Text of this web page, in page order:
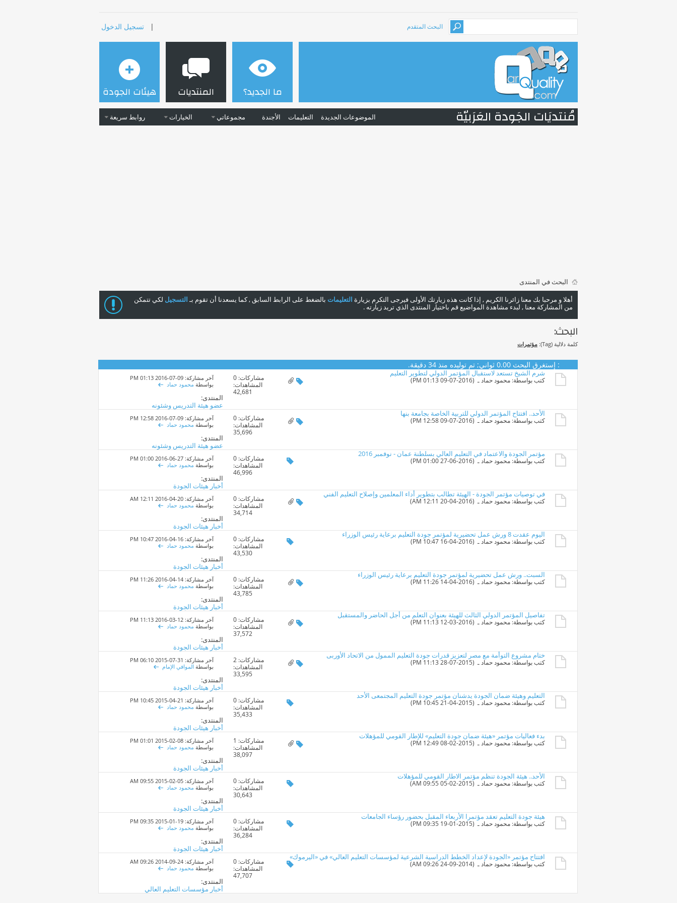
البحث المتقدم | تسجيل الدخول
ما الجديد؟ المنتديات
الموضوعات الجديدة التعليمات الأجندة مجموعاتي الخيارات روابط سريعة
هيئات الجودة
مُنتديَات الجَودة العَرَبيّة
البحث في المنتدى
أهلا و مرحبا بك معنا زائرنا الكريم , إذا كانت هذه زيارتك الأولى فيرجى التكرم بزيارة التعليمات بالضغط على الرابط السابق , كما يسعدنا أن تقوم بـالتسجيل لكي تتمكن
من المشاركة معنا , لبدء مشاهدة المواضيع قم باختيار المنتدى الذي تريد زيارته .
البحث:
كلمة دلالية (Tag): مؤتمرات
: إستغرق البحث 0.00 ثواني; تم توليده منذ 34 دقيقة.
شرم الشيخ تستعد لاستقبال المؤتمر الدولي لتطوير التعليم
كتب بواسطة: محمود حمادـ ‏ (09-07-2016 01:13 PM) مشاركات: 0
المشاهدات:
42,681
آخر مشاركة: 09-07-2016
01:13 PM
بواسطة محمود حماد
المنتدى:
عضو هيئة التدريس وشئونه
الأحد.. افتتاح المؤتمر الدولي للتربية الخاصة بجامعة بنها
كتب بواسطة: محمود حمادـ ‏ (09-07-2016 12:58 PM) مشاركات: 0
المشاهدات:
35,696
آخر مشاركة: 09-07-2016
12:58 PM
بواسطة محمود حماد
المنتدى:
عضو هيئة التدريس وشئونه
مؤتمر الجودة والاعتماد في التعليم العالي بسلطنة عمان - نوفمبر 2016
كتب بواسطة: محمود حمادـ ‏ (27-06-2016 01:00 PM) مشاركات: 0
المشاهدات:
46,996
آخر مشاركة: 27-06-2016
01:00 PM
بواسطة محمود حماد
المنتدى:
أخبار هيئات الجودة
في توصيات مؤتمر الجودة - الهيئة تطالب بتطوير أداء المعلمين وإصلاح التعليم الفني
كتب بواسطة: محمود حمادـ ‏ (20-04-2016 12:11 AM) مشاركات: 0
المشاهدات:
34,714
آخر مشاركة: 20-04-2016
12:11 AM
بواسطة محمود حماد
المنتدى:
أخبار هيئات الجودة
اليوم عقدت 8 ورش عمل تحضيرية لمؤتمر جودة التعليم برعاية رئيس الوزراء
كتب بواسطة: محمود حمادـ ‏ (16-04-2016 10:47 PM) مشاركات: 0
المشاهدات:
43,530
آخر مشاركة: 16-04-2016
10:47 PM
بواسطة محمود حماد
المنتدى:
أخبار هيئات الجودة
السبت.. ورش عمل تحضيرية لمؤتمر جودة التعليم برعاية رئيس الوزراء
كتب بواسطة: محمود حمادـ ‏ (14-04-2016 11:26 PM) مشاركات: 0
المشاهدات:
43,785
آخر مشاركة: 14-04-2016
11:26 PM
بواسطة محمود حماد
المنتدى:
أخبار هيئات الجودة
تفاصيل المؤتمر الدولي الثالث للهيئة بعنوان التعلم من أجل الحاضر والمستقبل
كتب بواسطة:محمود حمادـ ‏ (12-03-2016 11:13 PM) مشاركات: 0
المشاهدات:
37,572
آخر مشاركة: 12-03-2016
11:13 PM
بواسطة محمود حماد
المنتدى:
أخبار هيئات الجودة
ختام مشروع التوأمة مع مصر لتعزيز قدرات جودة التعليم الممول من الاتحاد الأوربى
كتب بواسطة: محمود حمادـ ‏ (28-07-2015 11:13 PM) مشاركات: 2
المشاهدات:
33,595
آخر مشاركة: 31-07-2015
06:10 PM
بواسطة الموافي الإمام
المنتدى:
أخبار هيئات الجودة
التعليم وهيئة ضمان الجودة يدشنان مؤتمر جودة التعليم المجتمعى الأحد
كتب بواسطة: محمود حمادـ ‏ (21-04-2015 10:45 PM) مشاركات: 0
المشاهدات:
35,433
آخر مشاركة: 21-04-2015
10:45 PM
بواسطة محمود حماد
المنتدى:
أخبار هيئات الجودة
بدء فعاليات مؤتمر «هيئة ضمان جودة التعليم» للإطار القومي للمؤهلات
كتب بواسطة: محمود حمادـ ‏ (08-02-2015 12:49 PM) مشاركات: 1
المشاهدات:
38,097
آخر مشاركة: 08-02-2015
01:01 PM
بواسطة محمود حماد
المنتدى:
أخبار هيئات الجودة
الأحد.. هيئة الجودة تنظم مؤتمر الاطار القومي للمؤهلات
كتب بواسطة: محمود حمادـ ‏ (05-02-2015 09:55 AM) مشاركات: 0
المشاهدات:
30,643
آخر مشاركة: 05-02-2015
09:55 AM
بواسطة محمود حماد
المنتدى:
أخبار هيئات الجودة
هيئة جودة التعليم تعقد مؤتمرا الأربعاء المقبل بحضور رؤساء الجامعات
كتب بواسطة: محمود حمادـ ‏ (19-01-2015 09:35 PM) مشاركات: 0
المشاهدات:
36,284
آخر مشاركة: 19-01-2015
09:35 PM
بواسطة محمود حماد
المنتدى:
أخبار هيئات الجودة
افتتاح مؤتمر «الجودة لإعداد الخطط الدراسية الشرعية لمؤسسات التعليم العالي» في «اليرموك»
كتب بواسطة: محمود حمادـ ‏ (24-09-2014 09:26 AM) مشاركات: 0
المشاهدات:
47,707
آخر مشاركة: 24-09-2014
09:26 AM
بواسطة محمود حماد
المنتدى:
أخبار مؤسسات التعليم العالي